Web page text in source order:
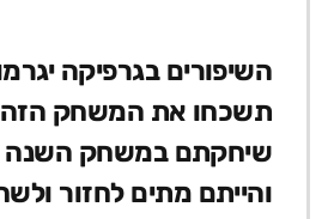
השיפורים בגרפיקה
תשכחו את המשחק הזה
והייתם מתים לחזור